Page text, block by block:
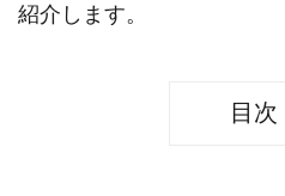
紹介します。
目次